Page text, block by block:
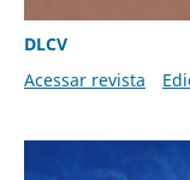
DLCV
Acessar revista